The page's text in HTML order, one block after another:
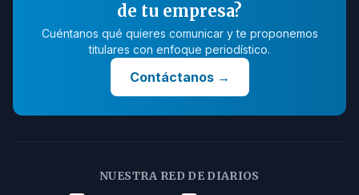
de tu empresa?
Cuéntanos qué quieres comunicar y te proponemos
titulares con enfoque periodístico.
Contáctanos→
NUESTRA RED DE DIARIOS